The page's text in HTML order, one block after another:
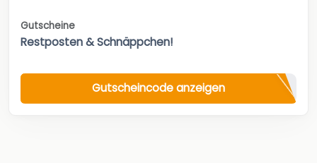
Gutscheine
Restposten & Schnäppchen!
Gutscheincode anzeigen